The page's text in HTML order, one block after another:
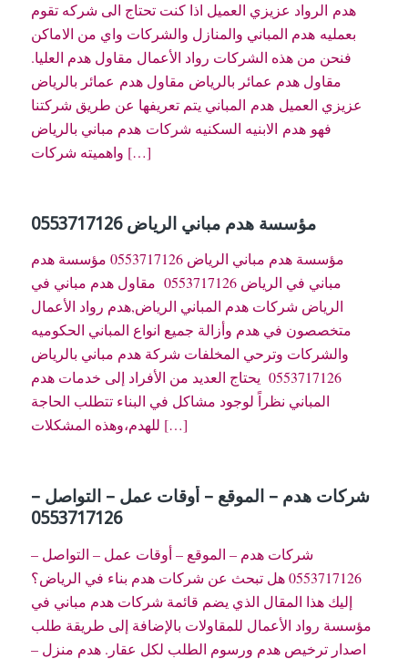
هدم الرواد عزيزي العميل اذا كنت تحتاج الى شركه تقوم
بعمليه هدم المباني والمنازل والشركات واي من الاماكن
فنحن من هذه الشركات رواد الأعمال مقاول هدم العليا.
مقاول هدم عمائر بالرياض مقاول هدم عمائر بالرياض
عزيزي العميل هدم المباني يتم تعريفها عن طريق شركتنا
فهو هدم الابنيه السكنيه شركات هدم مباني بالرياض
واهميته شركات […]
مؤسسة هدم مباني الرياض 0553717126
مؤسسة هدم مباني الرياض 0553717126 مؤسسة هدم
مباني في الرياض 0553717126 مقاول هدم مباني في
الرياض شركات هدم المباني الرياض,هدم رواد الأعمال
متخصصون في هدم وأزالة جميع انواع المباني الحكوميه
والشركات وترحي المخلفات شركة هدم مباني بالرياض
0553717126 يحتاج العديد من الأفراد إلى خدمات هدم
المباني نظراً لوجود مشاكل في البناء تتطلب الحاجة
للهدم،وهذه المشكلات […]
شركات هدم – الموقع – أوقات عمل – التواصل –
0553717126
شركات هدم – الموقع – أوقات عمل – التواصل –
0553717126 هل تبحث عن شركات هدم بناء في الرياض؟
إليك هذا المقال الذي يضم قائمة شركات هدم مباني في
مؤسسة رواد الأعمال للمقاولات بالإضافة إلى طريقة طلب
اصدار ترخيص هدم ورسوم الطلب لكل عقار. هدم منزل –